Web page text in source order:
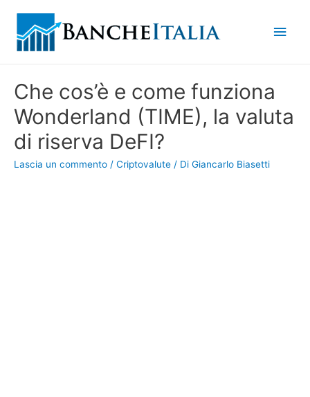
Che cos’è e come funziona
Wonderland (TIME), la valuta
di riserva DeFI?
Lascia un commento / Criptovalute / Di Giancarlo Biasetti